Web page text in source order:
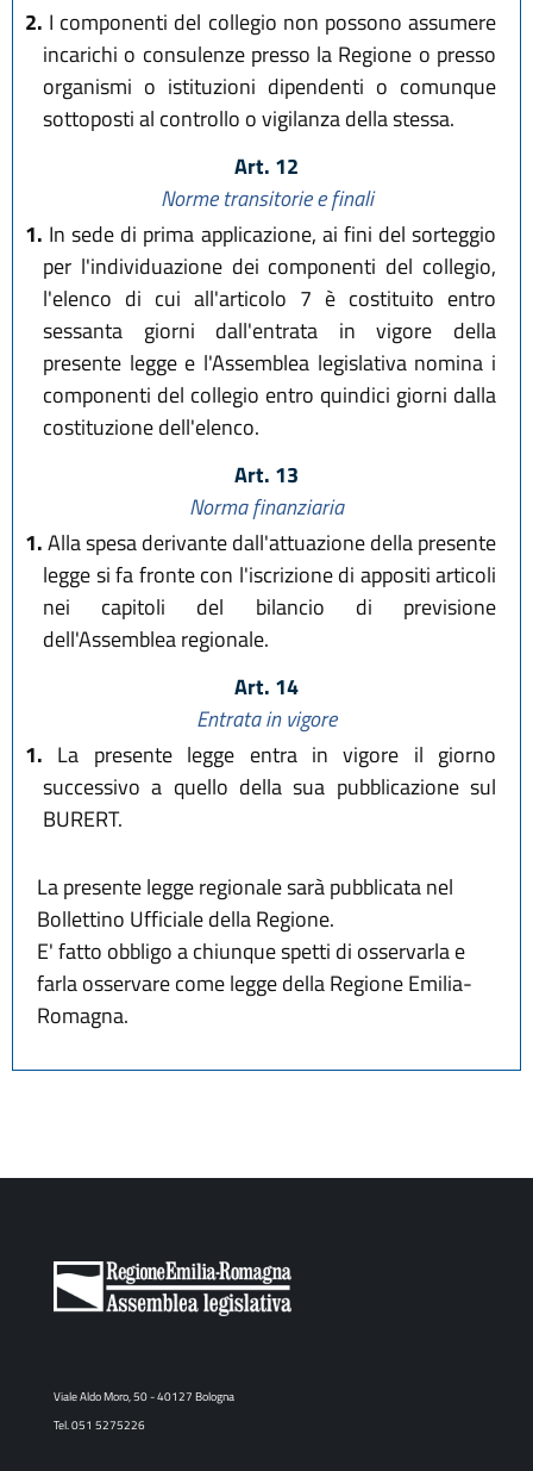
2. I componenti del collegio non possono assumere
incarichi o consulenze presso la Regione o presso
organismi o istituzioni dipendenti o comunque
sottoposti al controllo o vigilanza della stessa.
Art. 12
Norme transitorie e finali
1. In sede di prima applicazione, ai fini del sorteggio
per l'individuazione dei componenti del collegio,
l'elenco di cui all'articolo 7 è costituito entro
sessanta giorni dall'entrata in vigore della
presente legge e l'Assemblea legislativa nomina i
componenti del collegio entro quindici giorni dalla
costituzione dell'elenco.
Art. 13
Norma finanziaria
1.Alla spesa derivante dall'attuazione della presente
legge si fa fronte con l'iscrizione di appositi articoli
nei capitoli del bilancio di previsione
dell'Assemblea regionale.
Art. 14
Entrata in vigore
1. La presente legge entra in vigore il giorno
successivo a quello della sua pubblicazione sul
BURERT.
La presente legge regionale sarà pubblicata nel
Bollettino Ufficiale della Regione.
E' fatto obbligo a chiunque spetti di osservarla e
farla osservare come legge della Regione Emilia-
Romagna.
Viale Aldo Moro, 50 - 40127 Bologna
Tel. 051 5275226